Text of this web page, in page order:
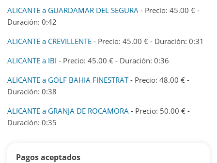
ALICANTE a GUARDAMAR DEL SEGURA - Precio: 45.00 € -
Duración: 0:42
ALICANTE a CREVILLENTE - Precio: 45.00 € - Duración: 0:31
ALICANTE a IBI - Precio: 45.00 € - Duración: 0:36
ALICANTE a GOLF BAHIA FINESTRAT- Precio: 48.00 € -
Duración: 0:38
ALICANTE a GRANJA DE ROCAMORA - Precio: 50.00 € -
Duración: 0:35
Pagos aceptados